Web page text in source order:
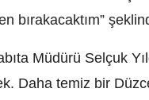
bırakacaktım”
Müdürü Selçuk
Daha temiz bir